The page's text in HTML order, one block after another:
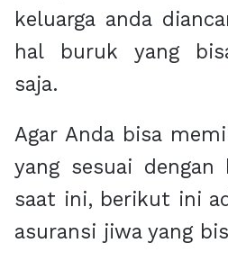
keluarga anda
hal buruk yang
saja.
Agar Anda bisa
yang sesuai dengan
saat ini, berikut ini
asuransi jiwa yang